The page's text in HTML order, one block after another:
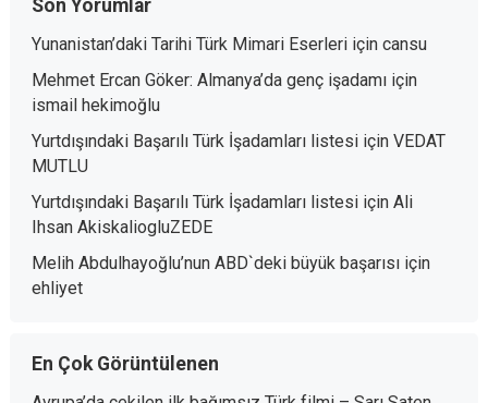
Son Yorumlar
Yunanistan’daki Tarihi Türk Mimari Eserleriiçin cansu
Mehmet Ercan Göker: Almanya’da genç işadamıiçin
ismail hekimoğlu
Yurtdışındaki Başarılı Türk İşadamları listesiiçin VEDAT
MUTLU
Yurtdışındaki Başarılı Türk İşadamları listesiiçin Ali
Ihsan AkiskaliogluZEDE
Melih Abdulhayoğlu’nun ABD`deki büyük başarısıiçin
ehliyet
En Çok Görüntülenen